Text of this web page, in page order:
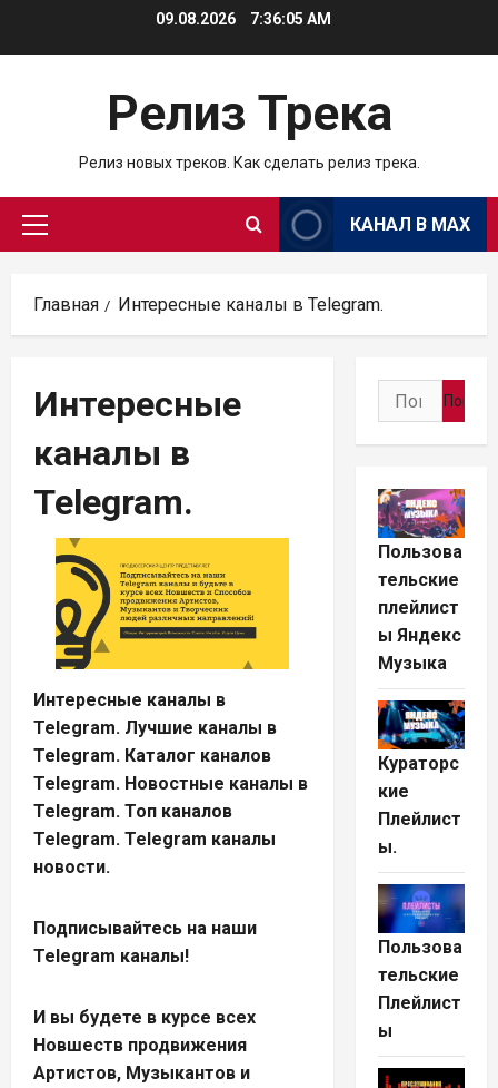
09.08.2026 7:36:06 AM
Релиз Трека
Релиз новых треков. Как сделать релиз трека.
Основное
КАНАЛ В МАХ
Главная Интересные каналы в Telegram.
Интересные
каналы в
Telegram.
Интересные каналы в
Telegram. Лучшие каналы в
Telegram. Каталог каналов
Telegram. Новостные каналы в
Telegram. Топ каналов
Telegram. Telegram каналы
новости.
Подписывайтесь на наши
Telegram каналы!
И вы будете в курсе всех
Новшеств продвижения
Артистов, Музыкантов и
Найти:
Пользова
тельские
плейлист
ы Яндекс
Музыка
Кураторс
кие
Плейлист
ы.
Пользова
тельские
Плейлист
ы